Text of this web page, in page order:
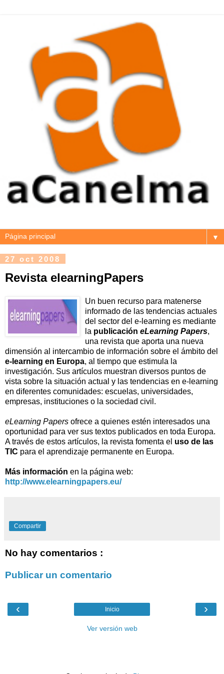
▼
27 oct 2008
Revista elearningPapers
Un buen recurso para matenerse
informado de las tendencias actuales
del sector del e-learning es mediante
la publicación eLearning Papers,
una revista que aporta una nueva
dimensión al intercambio de información sobre el ámbito del
e-learning en Europa, al tiempo que estimula la
investigación. Sus artículos muestran diversos puntos de
vista sobre la situación actual y las tendencias en e-learning
en diferentes comunidades: escuelas, universidades,
empresas, instituciones o la sociedad civil.
eLearning Papers ofrece a quienes estén interesados una
oportunidad para ver sus textos publicados en toda Europa.
A través de estos artículos, la revista fomenta el uso de las
TIC para el aprendizaje permanente en Europa.
Más información en la página web:
http://www.elearningpapers.eu/
Compartir
No hay comentarios :
Publicar un comentario
‹ ›
Inicio
Ver versión web